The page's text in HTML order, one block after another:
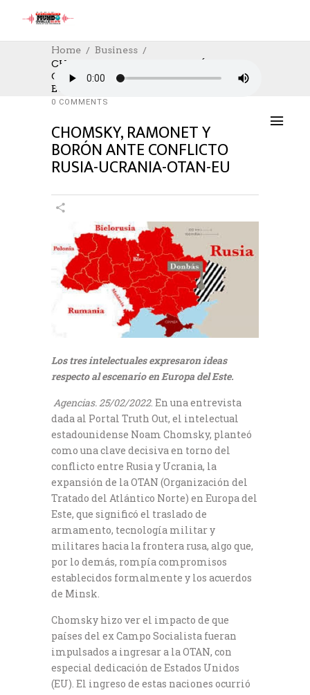
Home
Business
CHOMSKY, RAMONET Y BORÓN ANTE
CONFLICTO RUSIA-UCRANIA-OTAN-
EU
BUSINESS,DESTACADOS
26/02/2022
AUTHOR: HECTOR
0 COMMENTS
CHOMSKY, RAMONET Y
BORÓN ANTE CONFLICTO
RUSIA-UCRANIA-OTAN-EU
Los tres intelectuales expresaron ideas
respecto al escenario en Europa del Este.
Agencias. 25/02/2022. En una entrevista
dada al Portal Truth Out, el intelectual
estadounidense Noam Chomsky, planteó
como una clave decisiva en torno del
conflicto entre Rusia y Ucrania, la
expansión de la OTAN (Organización del
Tratado del Atlántico Norte) en Europa del
Este, que significó el traslado de
armamento, tecnología militar y
militares hacia la frontera rusa, algo que,
por lo demás, rompía compromisos
establecidos formalmente y los acuerdos
de Minsk.
Chomsky hizo ver el impacto de que
países del ex Campo Socialista fueran
impulsados a ingresar a la OTAN, con
especial dedicación de Estados Unidos
(EU). El ingreso de estas naciones ocurrió